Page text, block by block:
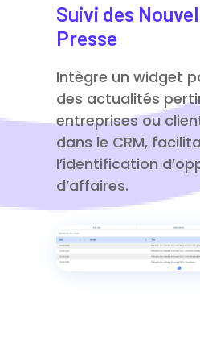
Suivi des
Presse
Intègre un widget
des actualités
entreprises ou
dans le CRM,
l’identification
d’affaires.